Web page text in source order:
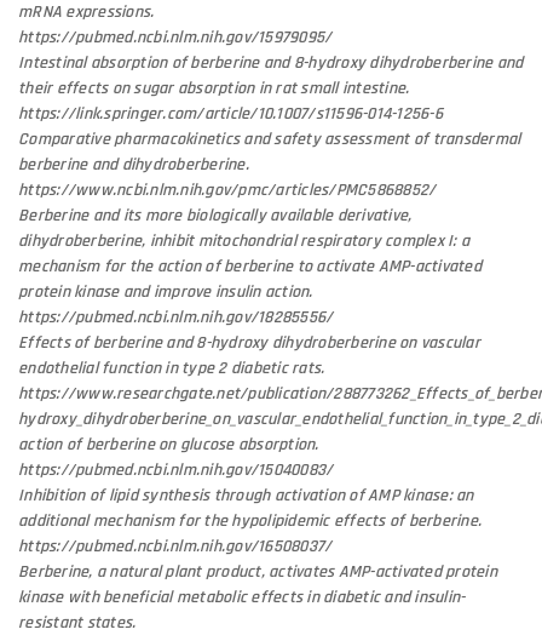
mRNA expressions.
https://pubmed.ncbi.nlm.nih.gov/15979095/
Intestinal absorption of berberine and 8-hydroxy dihydroberberine and
their effects on sugar absorption in rat small intestine.
https://link.springer.com/article/10.1007/s11596-014-1256-6
Comparative pharmacokinetics and safety assessment of transdermal
berberine and dihydroberberine.
https://www.ncbi.nlm.nih.gov/pmc/articles/PMC5868852/
Berberine and its more biologically available derivative,
dihydroberberine, inhibit mitochondrial respiratory complex I: a
mechanism for the action of berberine to activate AMP-activated
protein kinase and improve insulin action.
https://pubmed.ncbi.nlm.nih.gov/18285556/
Effects of berberine and 8-hydroxy dihydroberberine on vascular
endothelial function in type 2 diabetic rats.
https://www.researchgate.net/publication/
action of berberine on glucose absorption.
https://pubmed.ncbi.nlm.nih.gov/15040083/
Inhibition of lipid synthesis through activation of AMP kinase: an
additional mechanism for the hypolipidemic effects of berberine.
https://pubmed.ncbi.nlm.nih.gov/16508037/
Berberine, a natural plant product, activates AMP-activated protein
kinase with beneficial metabolic effects in diabetic and insulin-
resistant states.